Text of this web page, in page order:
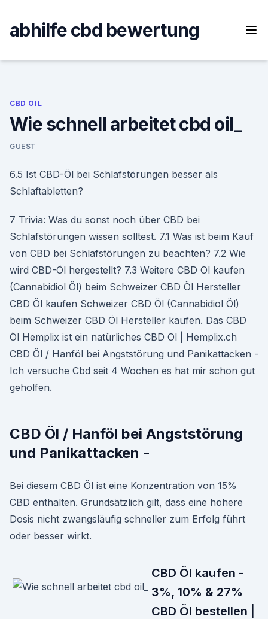
content
abhilfe cbd bewertung
CBD OIL
Wie schnell arbeitet cbd oil_
GUEST
6.5 Ist CBD-Öl bei Schlafstörungen besser als
Schlaftabletten?
7 Trivia: Was du sonst noch über CBD bei
Schlafstörungen wissen solltest. 7.1 Was ist beim Kauf
von CBD bei Schlafstörungen zu beachten? 7.2 Wie
wird CBD-Öl hergestellt? 7.3 Weitere CBD Öl kaufen
(Cannabidiol Öl) beim Schweizer CBD Öl Hersteller
CBD Öl kaufen Schweizer CBD Öl (Cannabidiol Öl)
beim Schweizer CBD Öl Hersteller kaufen. Das CBD
Öl Hemplix ist ein natürliches CBD Öl | Hemplix.ch
CBD Öl / Hanföl bei Angststörung und Panikattacken -
Ich versuche Cbd seit 4 Wochen es hat mir schon gut
geholfen.
CBD Öl / Hanföl bei Angststörung
und Panikattacken -
Bei diesem CBD Öl ist eine Konzentration von 15%
CBD enthalten. Grundsätzlich gilt, dass eine höhere
Dosis nicht zwangsläufig schneller zum Erfolg führt
oder besser wirkt.
CBD Öl kaufen -
3%, 10% & 27%
CBD Öl bestellen |